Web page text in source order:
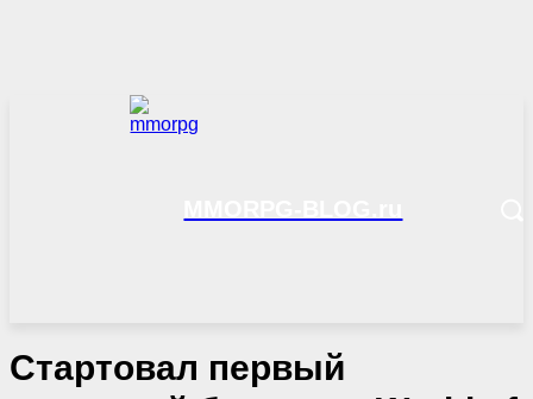
Стартовал первый